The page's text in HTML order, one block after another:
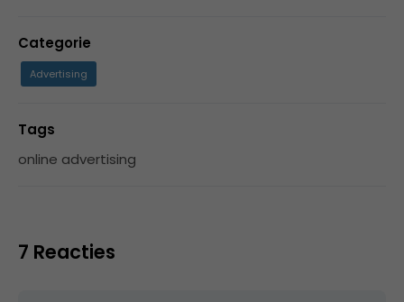
Categorie
Advertising
Tags
online advertising
7 Reacties